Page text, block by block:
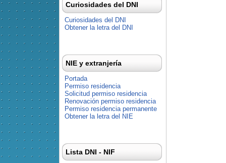
Curiosidades del DNI
Curiosidades del DNI
Obtener la letra del DNI
NIE y extranjería
Portada
Permiso residencia
Solicitud permiso residencia
Renovación permiso residencia
Permiso residencia permanente
Obtener la letra del NIE
Lista DNI - NIF